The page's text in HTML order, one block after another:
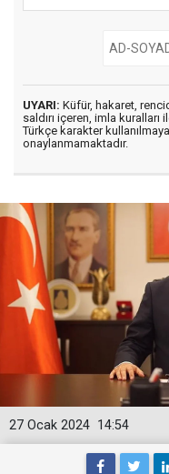
UYARI: Küfür, hakaret,
saldırı içeren, imla kuralları
Türkçe karakter
onaylanmamaktadır.
14:54
27 Ocak 2024